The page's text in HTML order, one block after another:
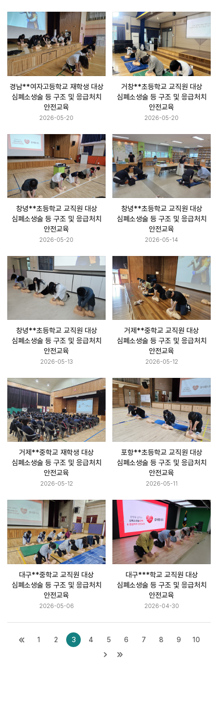
경남**여자고등학교 재학생 대상
심폐소생술 등 구조 및 응급처치
안전교육
2026-05-20
거창**초등학교 교직원 대상
심폐소생술 등 구조 및 응급처치
안전교육
2026-05-20
창녕**초등학교 교직원 대상
심폐소생술 등 구조 및 응급처치
안전교육
2026-05-20
창녕**초등학교 교직원 대상
심폐소생술 등 구조 및 응급처치
안전교육
2026-05-14
창녕**초등학교 교직원 대상
심폐소생술 등 구조 및 응급처치
안전교육
2026-05-13
거제**중학교 교직원 대상
심폐소생술 등 구조 및 응급처치
안전교육
2026-05-12
거제**중학교 재학생 대상
심폐소생술 등 구조 및 응급처치
안전교육
2026-05-12
포항**초등학교 교직원 대상
심폐소생술 등 구조 및 응급처치
안전교육
2026-05-11
대구**중학교 교직원 대상
심폐소생술 등 구조 및 응급처치
안전교육
2026-05-06
대구***학교 교직원 대상
심폐소생술 등 구조 및 응급처치
안전교육
2026-04-30
1 2 3 4 5 6 7 8 9 10